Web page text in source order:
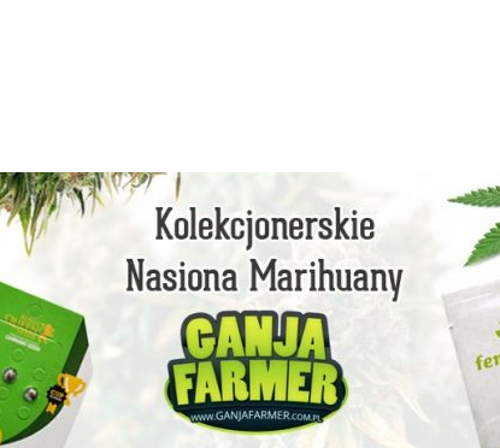
facebook instagram youtube